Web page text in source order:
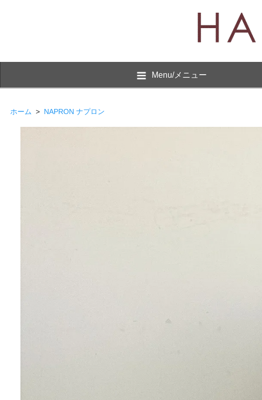
Menu/メニュー
ホーム > NAPRON ナプロン